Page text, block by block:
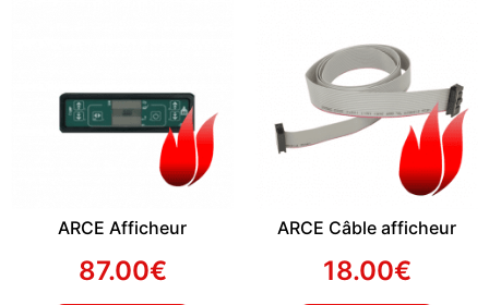
ARCE Afficheur
87.00€
ARCE Câble afficheur
18.00€